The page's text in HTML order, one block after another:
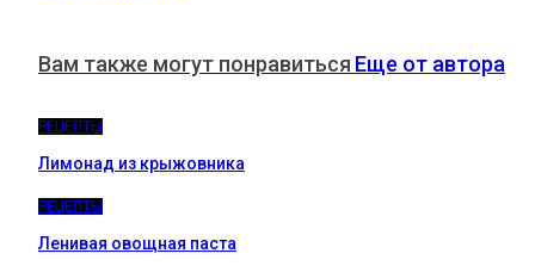
Вам также могут понравиться Еще от автора
РЕЦЕПТЫ
Лимонад из крыжовника
РЕЦЕПТЫ
Ленивая овощная паста